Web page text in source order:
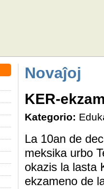
Novaĵoj
KER-
Kategorio:
La 10an de
meksika urbo
okazis la lasta
ekzameno de